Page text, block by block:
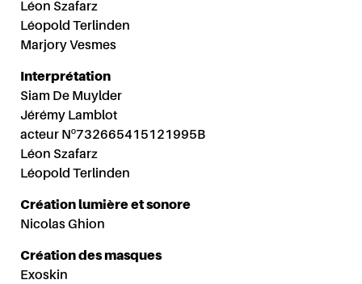
Léon Szafarz
Léopold Terlinden
Marjory Vesmes
Interprétation
Siam De Muylder
Jérémy Lamblot
acteur Nº732665415121995B
Léon Szafarz
Léopold Terlinden
Création lumière et sonore
Nicolas Ghion
Création des masques
Exoskin